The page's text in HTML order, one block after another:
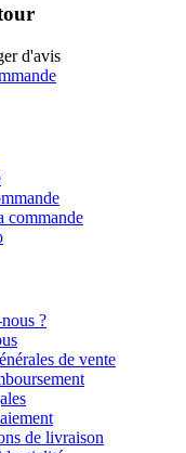
d'avis
commande
?
de vente
de livraison